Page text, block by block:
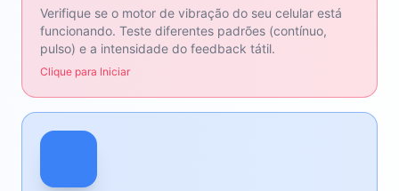
Verifique se o motor de vibração do seu celular está
funcionando. Teste diferentes padrões (contínuo,
pulso) e a intensidade do feedback tátil.
Clique para Iniciar